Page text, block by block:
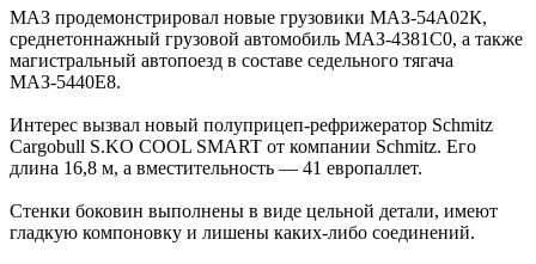
МАЗ продемонстрировал новые грузовики МАЗ-54А02К,
среднетоннажный грузовой автомобиль МАЗ-4381С0, а также
магистральный автопоезд в составе седельного тягача
МАЗ-5440Е8.
Интерес вызвал новый полуприцеп-рефрижератор Schmitz
Cargobull S.KO COOL SMART от компании Schmitz. Его
длина 16,8 м, а вместительность — 41 европаллет.
Стенки боковин выполнены в виде цельной детали, имеют
гладкую компоновку и лишены каких-либо соединений.